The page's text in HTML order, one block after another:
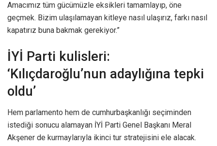
Amacımız tüm gücümüzle eksikleri tamamlayıp, öne
geçmek. Bizim ulaşılamayan kitleye nasıl ulaşırız, farkı nasıl
kapatırız buna bakmak gerekiyor.”
İYİ Parti kulisleri:
‘Kılıçdaroğlu’nun adaylığına tepki
oldu’
Hem parlamento hem de cumhurbaşkanlığı seçiminden
istediği sonucu alamayan İYİ Parti Genel Başkanı Meral
Akşener de kurmaylarıyla ikinci tur stratejisini ele alacak.